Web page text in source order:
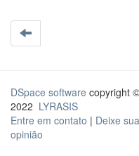
DSpace software copyright
2022 LYRASIS
Entre em contato | Deixe sua
opinião